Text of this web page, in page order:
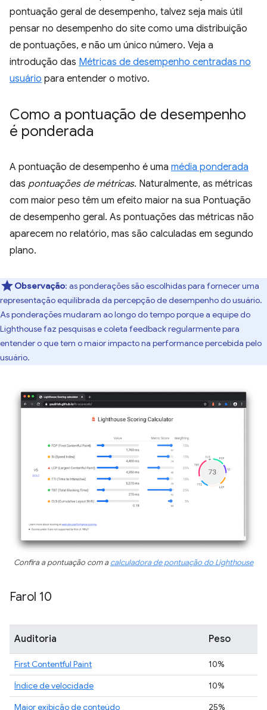
pontuação geral de desempenho, talvez seja mais útil
pensar no desempenho do site como uma distribuição
de pontuações, e não um único número. Veja a
introdução das Métricas de desempenho centradas no
usuário para entender o motivo.
Como a pontuação de desempenho
é ponderada
A pontuação de desempenho é uma média ponderada
das pontuações de métricas. Naturalmente, as métricas
com maior peso têm um efeito maior na sua Pontuação
de desempenho geral. As pontuações das métricas não
aparecem no relatório, mas são calculadas em segundo
plano.
Observação: as ponderações são escolhidas para fornecer uma
representação equilibrada da percepção de desempenho do usuário.
As ponderações mudaram ao longo do tempo porque a equipe do
Lighthouse faz pesquisas e coleta feedback regularmente para
entender o que tem o maior impacto na performance percebida pelo
usuário.
Confira a pontuação com acalculadora de pontuação do Lighthouse
Farol 10
Auditoria Peso
First Contentful Paint
10%
Índice de velocidade
10%
Maior exibição de conteúdo
25%